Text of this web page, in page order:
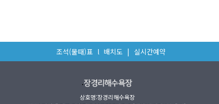
조석(물때)표 l 배치도 | 실시간예약
.
상호명:장경리해수욕장